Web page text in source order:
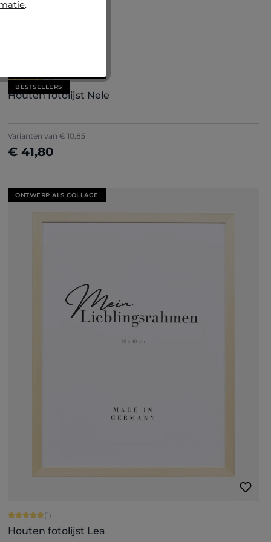
BESTSELLERS
Gemiddelde waardering van 4.71 van 5 sterren
(7)
Houten fotolijst Nele
Varianten van € 10,85
€ 41,80
Nu configureren
ONTWERP ALS COLLAGE
Gemiddelde waardering van 5 van 5 sterren
(1)
Houten fotolijst Lea
.